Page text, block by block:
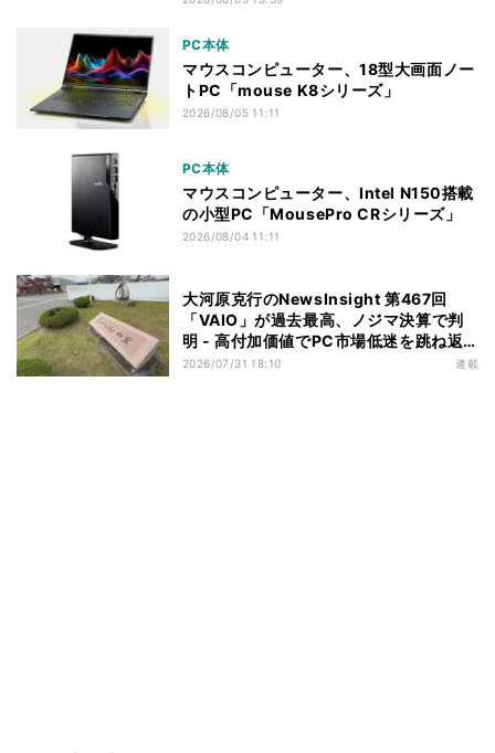
PC本体
マウスコンピューター、18型大画面ノー
トPC「mouse K8シリーズ」
2026/08/05 11:11
PC本体
マウスコンピューター、Intel N150搭載
の小型PC「MousePro CRシリーズ」
2026/08/04 11:11
大河原克行のNewsInsight 第467回
「VAIO」が過去最高、ノジマ決算で判
明 - 高付加価値でPC市場低迷を跳ね返
す
2026/07/31 18:10 連載